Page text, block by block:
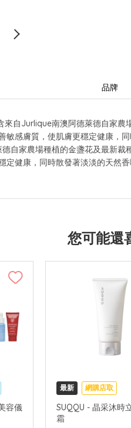
品牌
自Jurlique南澳阿德萊德自家
感膚質，使肌膚更穩定健康，
自家農場種植的金盞花及最新
健康，同時散發著淡淡的天然香
您可能還
容儀
最新 網購店取
SUQQU - 晶采沐時
霜